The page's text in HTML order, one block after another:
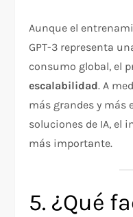
Aunque el
GPT-3 representa
consumo global, el
escalabilidad. A
más grandes y más
soluciones de IA, el
más importante.
5. ¿Qué